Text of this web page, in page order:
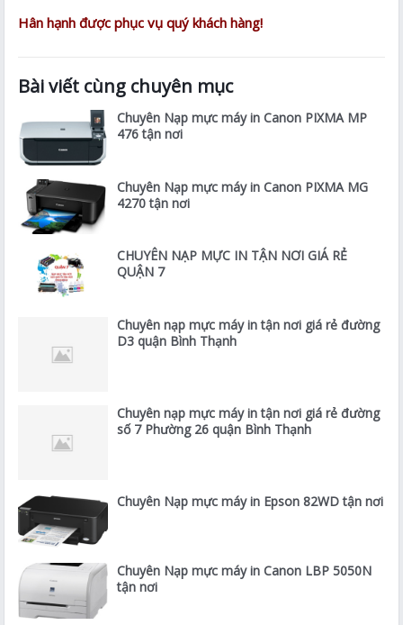
Hân hạnh được phục vụ quý khách hàng!
Bài viết cùng chuyên mục
Chuyên Nạp mực máy in Canon PIXMA MP
476 tận nơi
Chuyên Nạp mực máy in Canon PIXMA MG
4270 tận nơi
CHUYÊN NẠP MỰC IN TẬN NƠI GIÁ RẺ
QUẬN 7
Chuyên nạp mực máy in tận nơi giá rẻ đường
D3 quận Bình Thạnh
Chuyên nạp mực máy in tận nơi giá rẻ đường
số 7 Phường 26 quận Bình Thạnh
Chuyên Nạp mực máy in Epson 82WD tận nơi
Chuyên Nạp mực máy in Canon LBP 5050N
tận nơi